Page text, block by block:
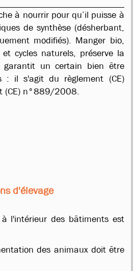
à nourrir pour qu’il puisse à
de synthèse (désherbant,
modifiés). Manger bio,
cycles naturels, préserve la
garantit un certain bien être
: il s'agit du règlement (CE)
(CE) n°889/2008.
d'élevage
l'intérieur des bâtiments est
des animaux doit être